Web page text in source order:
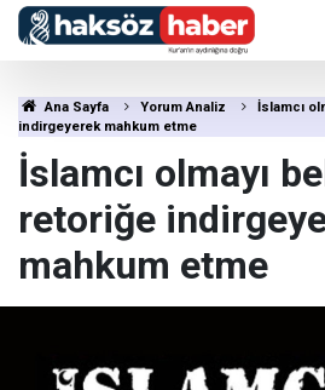
Ana Sayfa Yorum Analiz
İslamcı
indirgeyerek mahkum etme
İslamcı olmayı
retoriğe
mahkum etme